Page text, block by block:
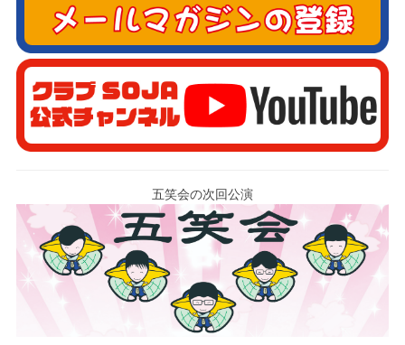
五笑会の次回公演